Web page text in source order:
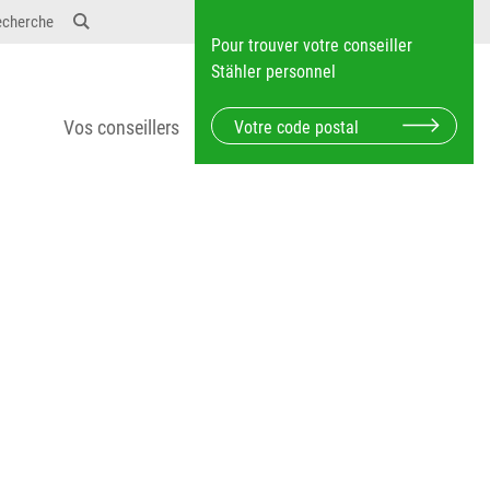
Pour trouver votre conseiller
Stähler personnel
Vos conseillers
Dosierungen: test 123 dfasdf asdfW134 245 34"